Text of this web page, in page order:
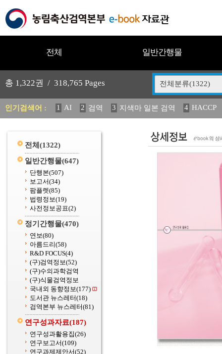
전체 일반간행물
총 1,322권 / 318,765 Pages 전체분류(1322)
인기검색어 : 1 AI 2 검역 3 지색마 일본 검역 4 HACCP
11 2025 12 중독성 식물 도감 13 媛 異 14
전체 (1322)
일반간행물(647)
단행본(507)
보고서(34)
팜플렛(85)
법령정보(19)
사전정보공표(2)
정기간행물(470)
연보(80)
아름드리(58)
R&D FOCUS(4)
(구)검역정보(52)
(구)수의과학검역
(구)식물검역정보
국내외 동향정보(177)
도서관 뉴스레터(18)
검역본부 뉴스레터(81)
연구성과자료(187)
연구성과활용집(26)
연구보고서(109)
연구과제제안서(52)